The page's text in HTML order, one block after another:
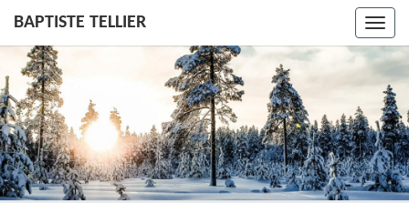
BAPTISTE TELLIER